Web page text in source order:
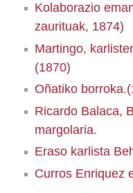
Kolaborazio
zaurituak, 1874)
Martingo,
(1870)
Oñatiko
Ricardo Balaca,
margolaria.
Eraso karlista
Curros Enriquez